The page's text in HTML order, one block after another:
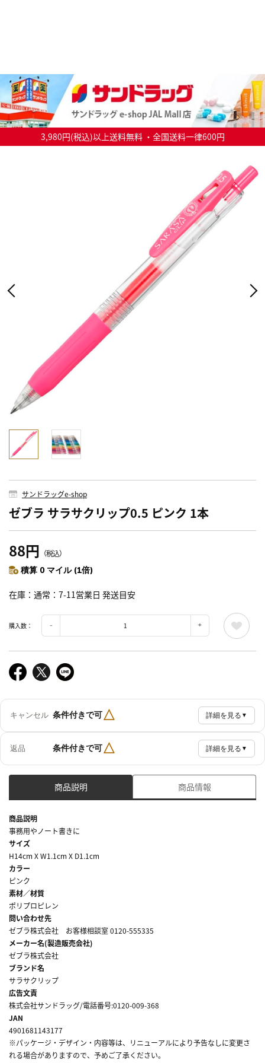
3,980円(税込)以上送料無料 ・全国送料一律600円
サンドラッグe-shop
ゼブラ サラサクリップ0.5 ピンク 1本
88円 （税込）
積算 0 マイル (1倍)
在庫 通常：7-11営業日 発送目安
購入数：
キャンセル 条件付きで可△ 詳細を見る ▼
返品 条件付きで可△ 詳細を見る ▼
商品説明 商品情報
商品説明
事務用やノート書きに
サイズ
H14cm X W1.1cm X D1.1cm
カラー
ピンク
素材／材質
ポリプロピレン
問い合わせ先
ゼブラ株式会社 お客様相談室 0120-555335
メーカー名(製造販売会社)
ゼブラ株式会社
ブランド名
サラサクリップ
広告文責
株式会社サンドラッグ/電話番号:0120-009-368
JAN
4901681143177
※パッケージ・デザイン・内容等は、リニューアルにより予告なしに変更さ
れる場合がありますので、予めご了承ください。